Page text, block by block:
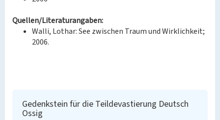
Quellen/Literaturangaben:
Walli, Lothar: See zwischen Traum und Wirklichkeit;
2006.
Gedenkstein für die Teildevastierung Deutsch
Ossig